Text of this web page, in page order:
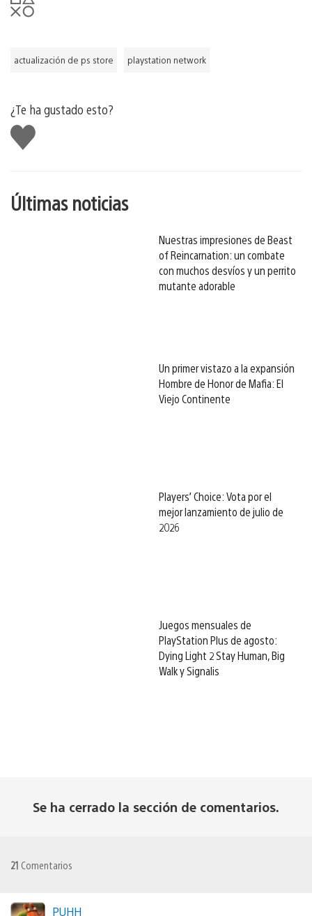
actualización de ps store playstation network
¿Te ha gustado esto?
Me
gusta
esto
Últimas noticias
Nuestras impresiones de Beast
of Reincarnation: un combate
con muchos desvíos y un perrito
mutante adorable
Un primer vistazo a la expansión
Hombre de Honor de Mafia: El
Viejo Continente
Players’ Choice: Vota por el
mejor lanzamiento de julio de
2026
Juegos mensuales de
PlayStation Plus de agosto:
Dying Light 2 Stay Human, Big
Walk y Signalis
Se ha cerrado la sección de comentarios.
21 Comentarios
PUHH